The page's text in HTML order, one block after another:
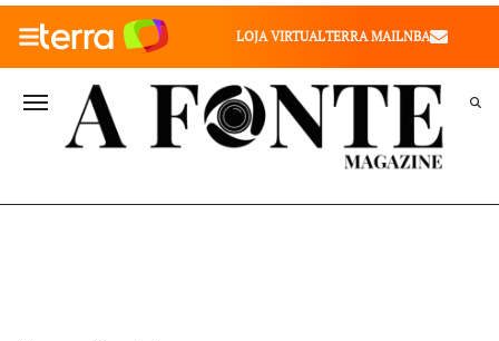
010" />
LOJA VIRTUALTERRA MAILNBA